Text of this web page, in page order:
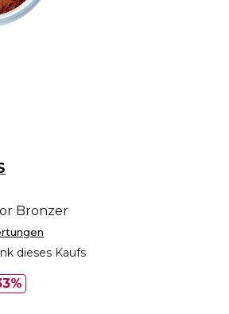
Bronzer
dieses Kaufs